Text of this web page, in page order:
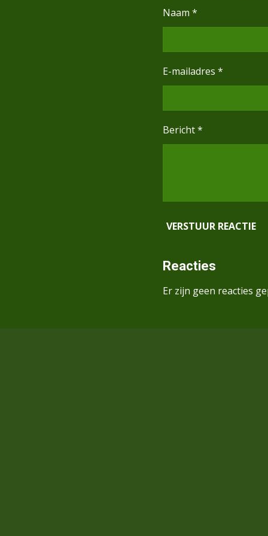
Naam *
E-mailadres *
Bericht *
VERSTUUR REACTIE
Reacties
Er zijn geen reacties